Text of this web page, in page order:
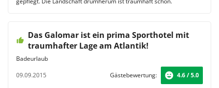
Das Galomar ist ein prima Sporthotel mit
traumhafter Lage am Atlantik!
Badeurlaub
09.09.2015
Gästebewertung: 4.6 / 5.0